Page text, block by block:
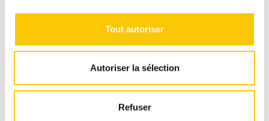
Tout autoriser
Autoriser la sélection
Refuser
SÉCURISÉ
Paiement en toute sénérité sur une plate-forme
suisse et sécurisée